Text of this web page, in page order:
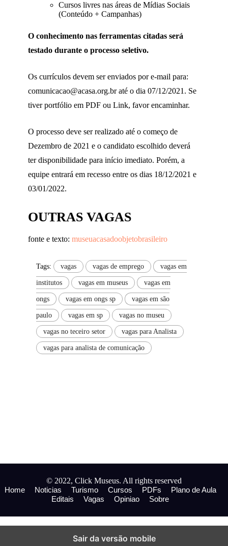
Cursos livres nas áreas de Mídias Sociais
(Conteúdo + Campanhas)
O conhecimento nas ferramentas citadas será
testado durante o processo seletivo.
Os currículos devem ser enviados por e-mail para:
comunicacao@acasa.org.br até o dia 07/12/2021. Se
tiver portfólio em PDF ou Link, favor encaminhar.
O processo deve ser realizado até o começo de
Dezembro de 2021 e o candidato escolhido deverá
ter disponibilidade para início imediato. Porém, a
equipe entrará em recesso entre os dias 18/12/2021 e
03/01/2022.
OUTRAS VAGAS
fonte e texto: museuacasadoobjetobrasileiro
Tags: vagas vagas de emprego vagas em
institutos vagas em museus vagas em
ongs vagas em ongs sp vagas em são
paulo vagas em sp vagas no museu
vagas no teceiro setor vagas para Analista
vagas para analista de comunicação
© 2022, Click Museus. All rights reserved
Home
Noticias Turismo Cursos PDFs
Plano de Aula
Editais
Vagas Opiniao Sobre
Sair da versão mobile